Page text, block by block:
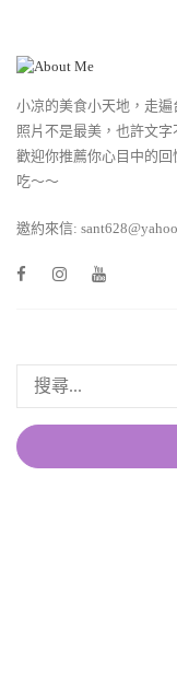
小凉的美食小天地，走
照片不是最美，也許文
歡迎你推薦你心目中的
吃～～
邀約來信: